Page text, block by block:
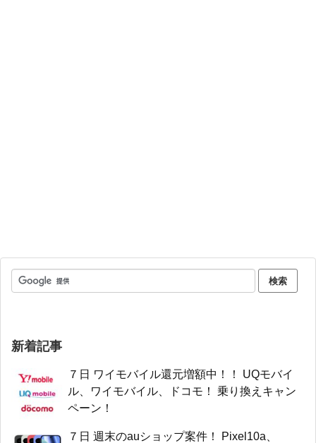
新着記事
７日 ワイモバイル還元増額中！！ UQモバイ
ル、ワイモバイル、ドコモ！ 乗り換えキャン
ペーン！
７日 週末のauショップ案件！ Pixel10a、